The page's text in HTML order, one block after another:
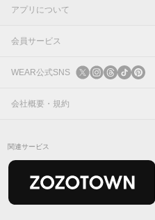
アプリについて
会員サービス
ログイン
新規会員登録
WEAR公式SNS
X
会社概要・規約
関連サービス